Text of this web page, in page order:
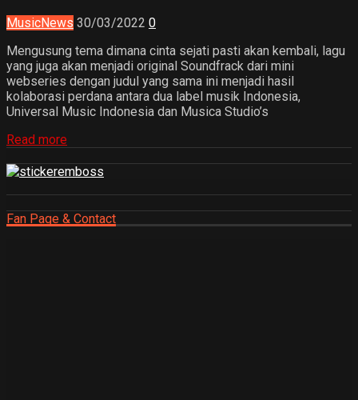
MusicNews 30/03/2022 0
Mengusung tema dimana cinta sejati pasti akan kembali, lagu
yang juga akan menjadi original Soundfrack dari mini
webseries dengan judul yang sama ini menjadi hasil
kolaborasi perdana antara dua label musik Indonesia,
Universal Music Indonesia dan Musica Studio’s
Read more
Fan Page & Contact